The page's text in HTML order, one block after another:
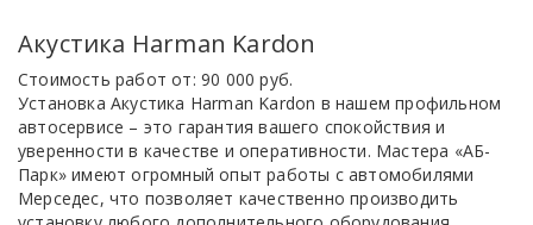
Акустика Harman Kardon
Стоимость работ от: 90 000 руб.
Установка Акустика Harman Kardon в нашем профильном
автосервисе – это гарантия вашего спокойствия и
уверенности в качестве и оперативности. Мастера «АБ-
Парк» имеют огромный опыт работы с автомобилями
Мерседес, что позволяет качественно производить